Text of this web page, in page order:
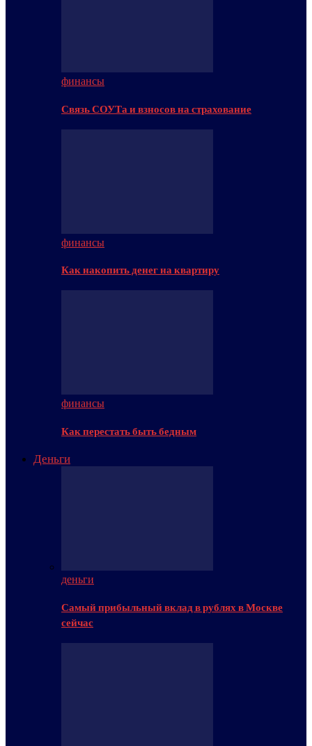
финансы
Связь СОУТа и взносов на страхование
финансы
Как накопить денег на квартиру
финансы
Как перестать быть бедным
Деньги
деньги
Самый прибыльный вклад в рублях в Москве
сейчас